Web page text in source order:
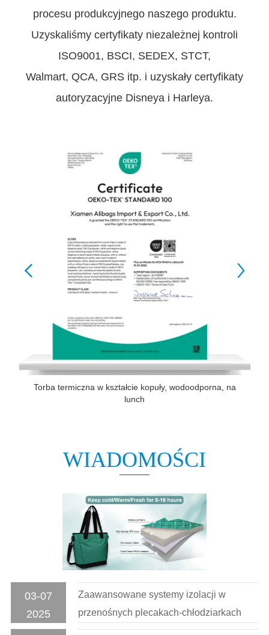
procesu produkcyjnego naszego produktu.
Uzyskaliśmy certyfikaty niezależnej kontroli
ISO9001, BSCI, SEDEX, STCT,
Walmart, QCA, GRS itp. i uzyskały certyfikaty
autoryzacyjne Disneya i Harleya.
Torba termiczna w kształcie kopuły, wodoodporna, na
lunch
WIADOMOŚCI
03-07
2025
Zaawansowane systemy izolacji w
przenośnych plecakach-chłodziarkach